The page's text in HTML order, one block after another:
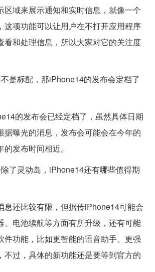
区域来展示通知和实时信息，就像一个
这项功能可以让用户在不打开应用程序
看和处理信息，所以大家对它的关注度
是标配，那iPhone14的发布会定档了
的发布会已经定档了，虽然具体日期
据曝光的消息，发布会可能会在今年的
发布时间相近。
了灵动岛，iPhone14还有哪些值得期
息还比较有限，但据传iPhone14可能会
、电池续航等方面有所升级，还有可能
件功能，比如更智能的语音助手、更强
不过，具体的新功能还是要等到官方的